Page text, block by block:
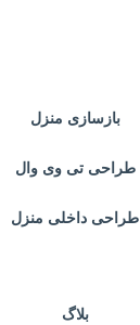
بازسازی منزل
طراحی تی وی وال
طراحی داخلی منزل
بلاگ